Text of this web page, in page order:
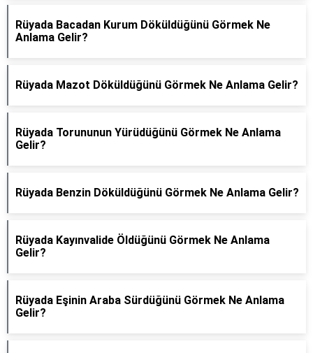
Rüyada Bacadan Kurum Döküldüğünü Görmek Ne
Anlama Gelir?
Rüyada Mazot Döküldüğünü Görmek Ne Anlama Gelir?
Rüyada Torununun Yürüdüğünü Görmek Ne Anlama
Gelir?
Rüyada Benzin Döküldüğünü Görmek Ne Anlama Gelir?
Rüyada Kayınvalide Öldüğünü Görmek Ne Anlama
Gelir?
Rüyada Eşinin Araba Sürdüğünü Görmek Ne Anlama
Gelir?